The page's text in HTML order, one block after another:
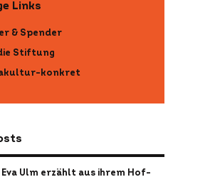
Links
& Spender
Stiftung
konkret
Ulm erzählt aus ihrem Hof-